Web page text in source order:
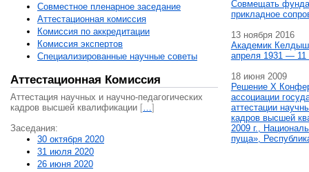
Совместное пленарное заседание
Аттестационная комисcия
Комиссия по аккредитации
Комиссия экспертов
Специализированные научные советы
Аттестационная Комиссия
Аттестация научных и научно-педагогических
кадров высшей квалификации […]
Заседания:
30 октября 2020
31 июля 2020
26 июня 2020
Совмещать
прикладное
13 ноября 2016
Академик
апреля 1931 — 11
18 июня 2009
Решение X
ассоциации
аттестации
кадров высшей
2009 г.,
пуща»,